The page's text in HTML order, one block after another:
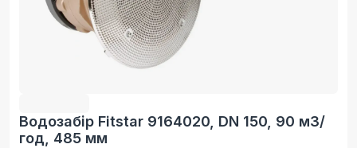
Водозабір Fitstar 9164020, DN 150, 90 м3/
год, 485 мм